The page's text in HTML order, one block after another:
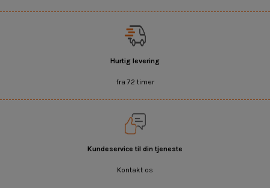
Hurtig levering
fra 72 timer
Kundeservice til din tjeneste
Kontakt os